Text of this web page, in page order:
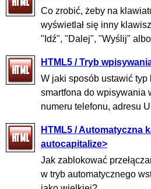
Co zrobić, żeby na
wyświetlał się inny
"Idź", "Dalej", "Wyślij"
HTML5 / Tryb
W jaki sposób ustawić
smartfona do wpisywania
numeru telefonu, adresu
HTML5 / Automatyczna
autocapitalize>
Jak zablokować
w tryb automatycznego